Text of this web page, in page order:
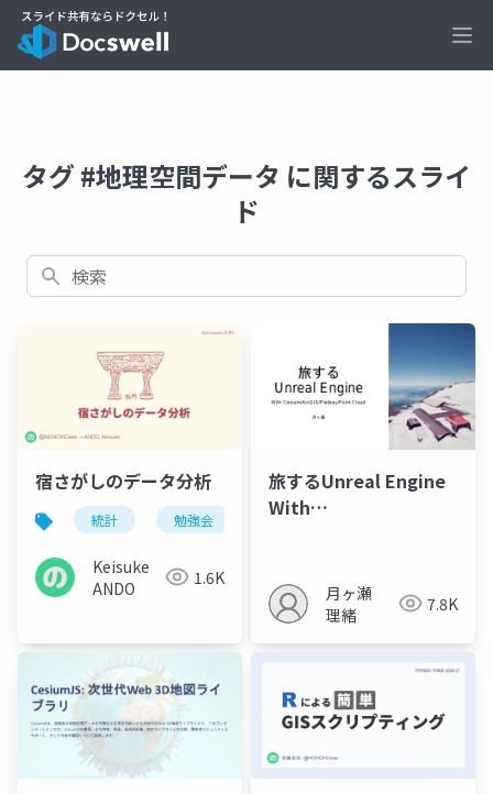
タグ #地理空間データ に関するスライ
ド
検索
宿さがしのデータ分析
統計 勉強会 r
Keisuke
ANDO
1.6K
旅するUnreal Engine
With
月ヶ瀬
理緒
7.8K